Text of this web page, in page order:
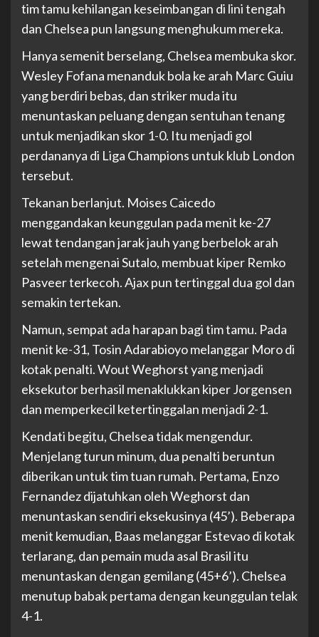
tim tamu kehilangan keseimbangan di lini tengah
dan Chelsea pun langsung menghukum mereka.
Hanya semenit berselang, Chelsea membuka skor.
Wesley Fofana menanduk bola ke arah Marc Guiu
yang berdiri bebas, dan striker muda itu
menuntaskan peluang dengan sentuhan tenang
untuk menjadikan skor 1-0. Itu menjadi gol
perdananya di Liga Champions untuk klub London
tersebut.
Tekanan berlanjut. Moises Caicedo
menggandakan keunggulan pada menit ke-27
lewat tendangan jarak jauh yang berbelok arah
setelah mengenai Sutalo, membuat kiper Remko
Pasveer terkecoh. Ajax pun tertinggal dua gol dan
semakin tertekan.
Namun, sempat ada harapan bagi tim tamu. Pada
menit ke-31, Tosin Adarabioyo melanggar Moro di
kotak penalti. Wout Weghorst yang menjadi
eksekutor berhasil menaklukkan kiper Jorgensen
dan memperkecil ketertinggalan menjadi 2-1.
Kendati begitu, Chelsea tidak mengendur.
Menjelang turun minum, dua penalti beruntun
diberikan untuk tim tuan rumah. Pertama, Enzo
Fernandez dijatuhkan oleh Weghorst dan
menuntaskan sendiri eksekusinya (45’). Beberapa
menit kemudian, Baas melanggar Estevao di kotak
terlarang, dan pemain muda asal Brasil itu
menuntaskan dengan gemilang (45+6’). Chelsea
menutup babak pertama dengan keunggulan telak
4-1.